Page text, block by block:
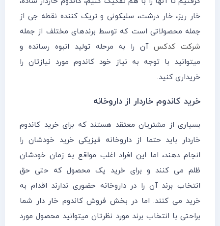
خار ریز، خار درشت، سلیکونی و تریک کننده نقطه جی از
جمله محصولاتی است که توسط برندهای مختلف از جمله
شرکت کدکسآن را به مرحله تولید انبوه رسانده و
میتوانید با توجه به نیاز خود کاندوم مورد نیازتان را
خریداری کنید.
خرید کاندوم خاردار از داروخانه
بسیاری از مشتریان معتقد هستند که برای خرید کاندوم
خاردار باید حتما از داروخانه فیزیکی خرید خودشان را
انجام دهند، اما این افراد اغلب مواقع به زمان خودشان
ظلم می کنند و برای خرید یک محصول که حتی حق
انتخاب برند آن را در داروخانه حضوری ندارند اقدام به
خرید می کنند. اما در بخش فروش کاندوم خار دار شما
براحتی با انتخاب برند مورد نظرتان میتوانید محصول مورد